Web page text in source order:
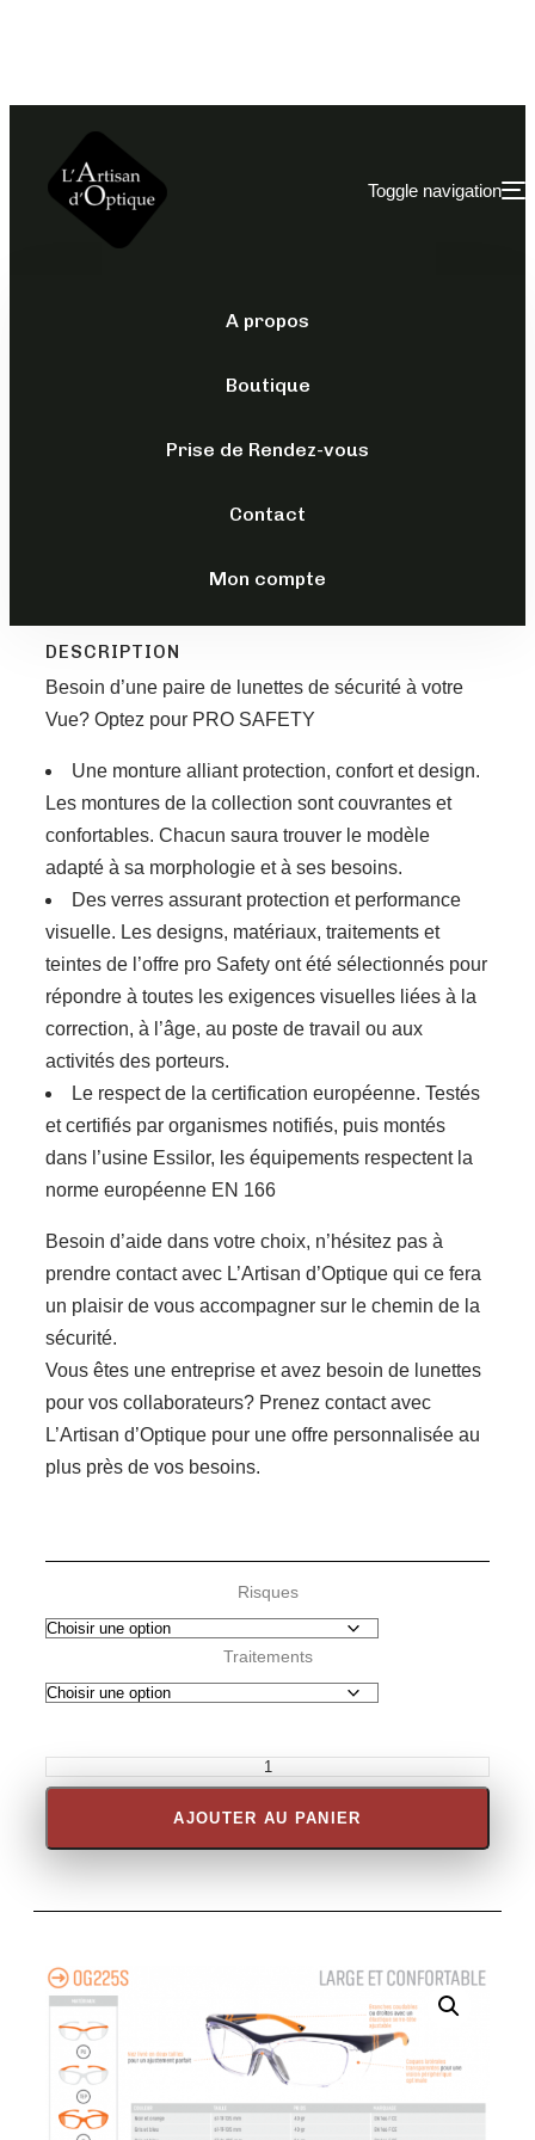
Toggle navigation
A propos
Boutique
Prise de Rendez-vous
Contact
Mon compte
CORRECTION
DESCRIPTION
Besoin d’une paire de lunettes de sécurité à votre
Vue? Optez pour PRO SAFETY
Une monture alliant protection, confort et design.
Les montures de la collection sont couvrantes et
confortables. Chacun saura trouver le modèle
adapté à sa morphologie et à ses besoins.
Des verres assurant protection et performance
visuelle. Les designs, matériaux, traitements et
teintes de l’offre pro Safety ont été sélectionnés pour
répondre à toutes les exigences visuelles liées à la
correction, à l’âge, au poste de travail ou aux
activités des porteurs.
Le respect de la certification européenne. Testés
et certifiés par organismes notifiés, puis montés
dans l’usine Essilor, les équipements respectent la
norme européenne EN 166
Besoin d’aide dans votre choix, n’hésitez pas à
prendre contact avec L’Artisan d’Optique qui ce fera
un plaisir de vous accompagner sur le chemin de la
sécurité.
Vous êtes une entreprise et avez besoin de lunettes
pour vos collaborateurs? Prenez contact avec
L’Artisan d’Optique pour une offre personnalisée au
plus près de vos besoins.
Risques
Traitements
AJOUTER AU PANIER